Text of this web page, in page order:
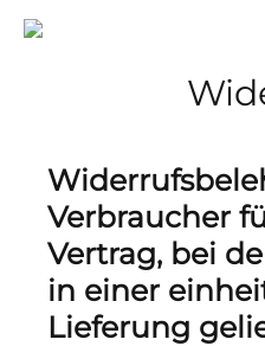
Verbraucher
Vertrag, bei
in einer
Lieferung